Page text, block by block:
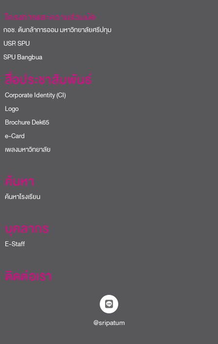
โครงการและความร่วมมือ
ช. ต้นกล้าการออม มหาวิทยาลัยศรีปทุม
SPU
Bangbua
สื่อประชาสัมพันธ์
Corporate Identity (CI)
Logo
Brochure Dek65
e-Card
เพลงมหาวิทยาลัย
ค้นหา
ค้นหาโรงเรียน
บุคลากร
E-Staff
ติดต่อเรา
@sripatum